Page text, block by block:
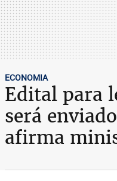
ECONOMIA
Edital para
será
afirma